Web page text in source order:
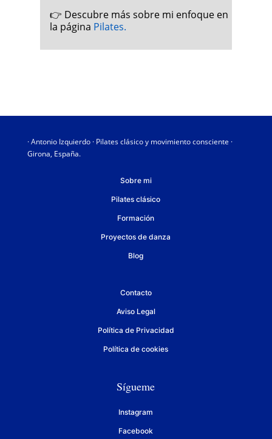
👉 Descubre más sobre mi enfoque en
la página Pilates.
· Antonio Izquierdo · Pilates clásico y movimiento consciente ·
Girona, España.
Sobre mi
Pilates clásico
Formación
Proyectos de danza
Blog
Contacto
Aviso Legal
Política de Privacidad
Política de cookies
Sígueme
Instagram
Facebook